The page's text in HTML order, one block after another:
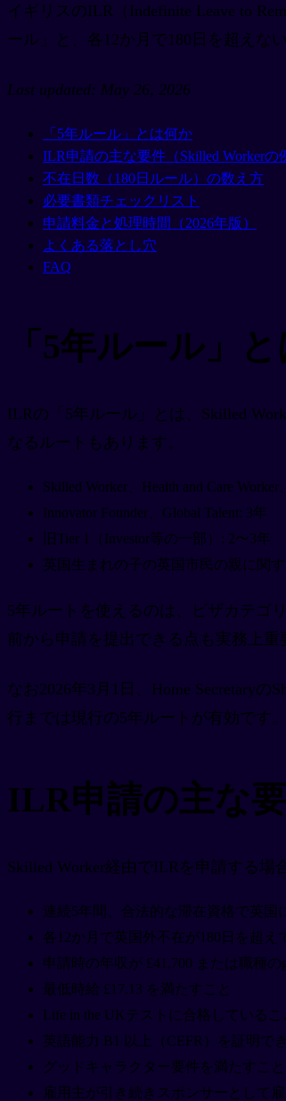
イギリスのILR（Indefinite Leave to
ール」と、各12か月で180日を超えな
Last updated: May 26, 2026
「5年ルール」とは何か
ILR申請の主な要件（Skilled Workerの
不在日数（180日ルール）の数え方
必要書類チェックリスト
申請料金と処理時間（2026年版）
よくある落とし穴
FAQ
「5年ルール」
ILRの「5年ルール」とは、Skilled
なるルートもあります。
Skilled Worker、Health and Care
Innovator Founder、Global Talent: 3年
旧Tier 1（Investor等の一部）: 2〜3年
英国生まれの子の英国市民の親に関
5年ルートを使えるのは、ビザカテゴ
前から申請を提出できる点も実務上重
なお2026年3月1日、Home Secretary
行までは現行の5年ルートが有効です。
ILR申請の主な
Skilled Worker経由でILRを申請する場
連続5年間、合法的な滞在資格で英国
各12か月で英国外不在が180日を超え
申請時の年収が £41,700 または職種
最低時給 £17.13 を満たすこと
Life in the UKテストに合格しているこ
英語能力 B1 以上（CEFR）を証明で
グッドキャラクター要件を満たすこ
雇用主が引き続きスポンサーとして